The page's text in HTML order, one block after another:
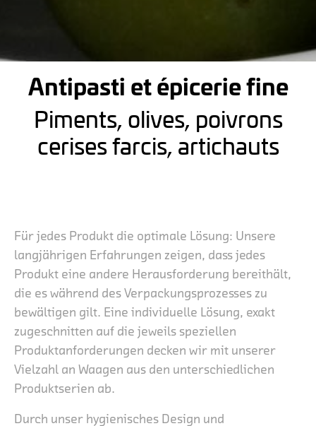
Antipasti et épicerie fine
Piments, olives, poivrons
cerises farcis, artichauts
Für jedes Produkt die optimale Lösung: Unsere
langjährigen Erfahrungen zeigen, dass jedes
Produkt eine andere Herausforderung bereithält,
die es während des Verpackungsprozesses zu
bewältigen gilt. Eine individuelle Lösung, exakt
zugeschnitten auf die jeweils speziellen
Produktanforderungen decken wir mit unserer
Vielzahl an Waagen aus den unterschiedlichen
Produktserien ab.
Durch unser hygienisches Design und